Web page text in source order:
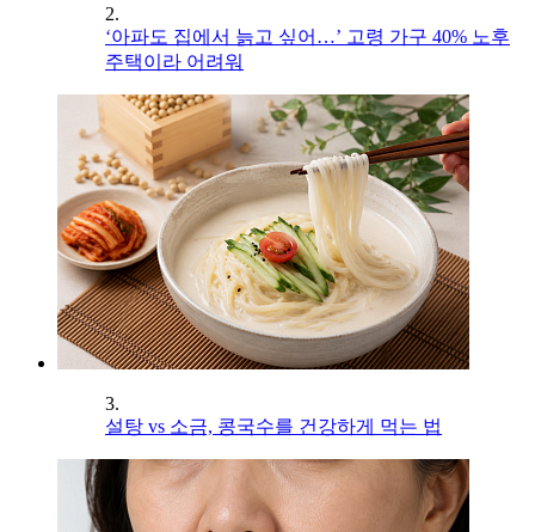
2.
‘아파도 집에서 늙고 싶어…’ 고령 가구 40% 노후
주택이라 어려워
3.
설탕 vs 소금, 콩국수를 건강하게 먹는 법